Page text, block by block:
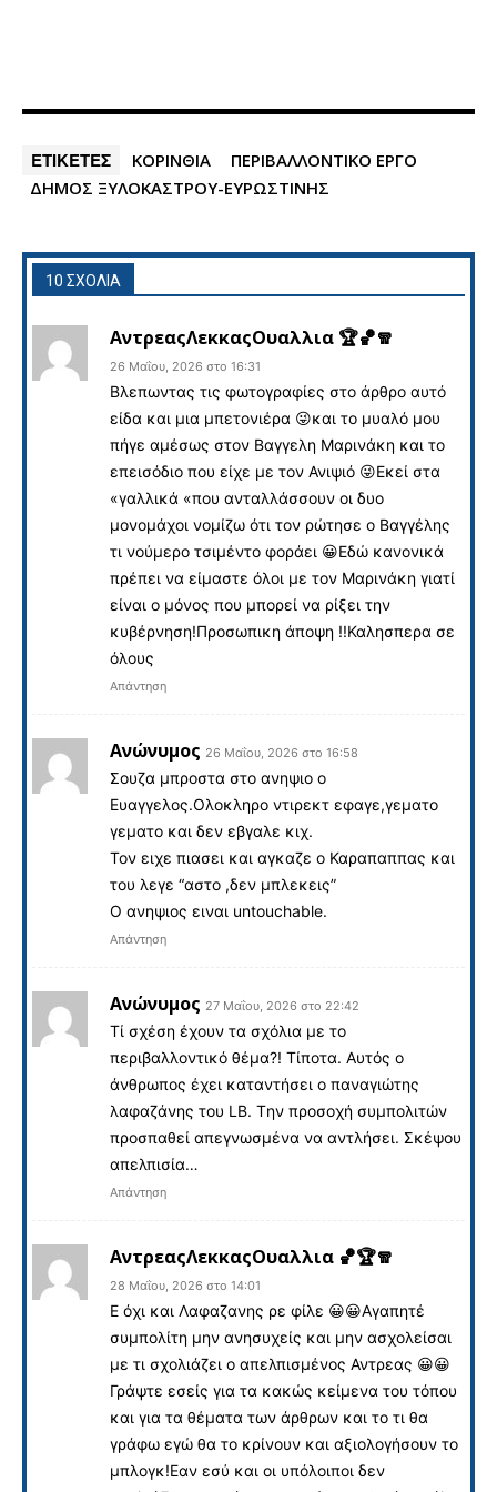
ΕΤΙΚΕΤΕΣ ΚΟΡΙΝΘΙΑ
ΠΕΡΙΒΑΛΛΟΝΤΙΚΟ ΕΡΓΟ
ΔΗΜΟΣ ΞΥΛΟΚΑΣΤΡΟΥ-ΕΥΡΩΣΤΙΝΗΣ
10 ΣΧΟΛΙΑ
ΑντρεαςΛεκκαςΟυαλλια 🏆🏀🧣
26 Μαΐου, 2026 στο 16:31
Βλεπωντας τις φωτογραφίες στο άρθρο αυτό
είδα και μια μπετονιέρα 😜και το μυαλό μου
πήγε αμέσως στον Βαγγελη Μαρινάκη και το
επεισόδιο που είχε με τον Ανιψιό 😜Εκεί στα
«γαλλικά «που ανταλλάσσουν οι δυο
μονομάχοι νομίζω ότι τον ρώτησε ο Βαγγέλης
τι νούμερο τσιμέντο φοράει 😀Εδώ κανονικά
πρέπει να είμαστε όλοι με τον Μαρινάκη γιατί
είναι ο μόνος που μπορεί να ρίξει την
κυβέρνηση!Προσωπικη άποψη !!Καλησπερα σε
όλους
Απάντηση
Ανώνυμος 26 Μαΐου, 2026 στο 16:58
Σουζα μπροστα στο ανηψιο ο
Ευαγγελος.Ολοκληρο ντιρεκτ εφαγε,γεματο
γεματο και δεν εβγαλε κιχ.
Τον ειχε πιασει και αγκαζε ο Καραπαππας και
του λεγε “αστο ,δεν μπλεκεις”
Ο ανηψιος ειναι untouchable.
Απάντηση
Ανώνυμος 27 Μαΐου, 2026 στο 22:42
Tί σχέση έχουν τα σχόλια με το
περιβαλλοντικό θέμα?! Τίποτα. Αυτός ο
άνθρωπος έχει καταντήσει ο παναγιώτης
λαφαζάνης του LB. Tην προσοχή συμπολιτών
προσπαθεί απεγνωσμένα να αντλήσει. Σκέψου
απελπισία…
Απάντηση
ΑντρεαςΛεκκαςΟυαλλια 🏀🏆🧣
28 Μαΐου, 2026 στο 14:01
Ε όχι και Λαφαζανης ρε φίλε 😀😀Αγαπητέ
συμπολίτη μην ανησυχείς και μην ασχολείσαι
με τι σχολιάζει ο απελπισμένος Αντρεας 😀😀
Γράψτε εσείς για τα κακώς κείμενα του τόπου
και για τα θέματα των άρθρων και το τι θα
γράφω εγώ θα το κρίνουν και αξιολογήσουν το
μπλογκ!Εαν εσύ και οι υπόλοιποι δεν